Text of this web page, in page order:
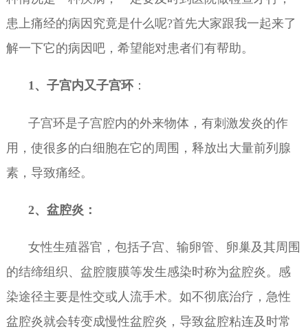
患上痛经的病因究竟是什么呢?首先大家跟我一起来了
解一下它的病因吧，希望能对患者们有帮助。
1、子宫内又子宫环：
子宫环是子宫腔内的外来物体，有刺激发炎的作
用，使很多的白细胞在它的周围，释放出大量前列腺
素，导致痛经。
2、盆腔炎：
女性生殖器官，包括子宫、输卵管、卵巢及其周围
的结缔组织、盆腔腹膜等发生感染时称为盆腔炎。感
染途径主要是性交或人流手术。如不彻底治疗，急性
盆腔炎就会转变成慢性盆腔炎，导致盆腔粘连及时常